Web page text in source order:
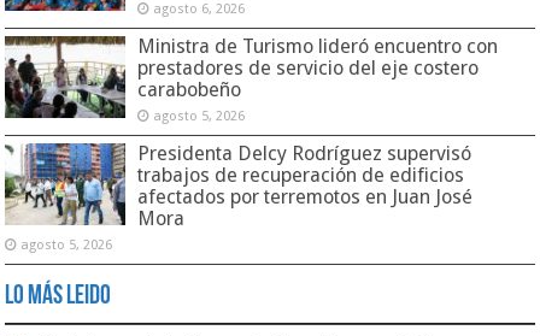
agosto 6, 2026
Ministra de Turismo lideró encuentro con
prestadores de servicio del eje costero
carabobeño
agosto 5, 2026
Presidenta Delcy Rodríguez supervisó
trabajos de recuperación de edificios
afectados por terremotos en Juan José
Mora
agosto 5, 2026
Lo Más Leido